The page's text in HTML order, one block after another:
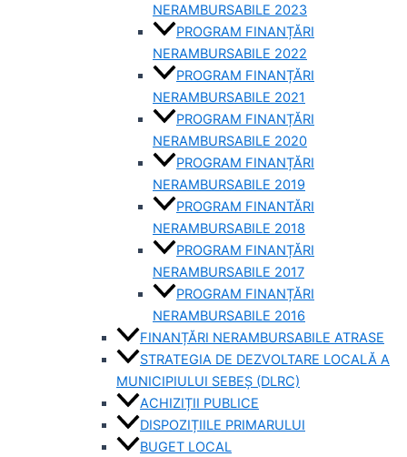
NERAMBURSABILE 2023
PROGRAM FINANȚĂRI
NERAMBURSABILE 2022
PROGRAM FINANȚĂRI
NERAMBURSABILE 2021
PROGRAM FINANȚĂRI
NERAMBURSABILE 2020
PROGRAM FINANȚĂRI
NERAMBURSABILE 2019
PROGRAM FINANTĂRI
NERAMBURSABILE 2018
PROGRAM FINANȚĂRI
NERAMBURSABILE 2017
PROGRAM FINANȚĂRI
NERAMBURSABILE 2016
FINANȚĂRI NERAMBURSABILE ATRASE
STRATEGIA DE DEZVOLTARE LOCALĂ A
MUNICIPIULUI SEBEȘ (DLRC)
ACHIZIȚII PUBLICE
DISPOZIȚIILE PRIMARULUI
BUGET LOCAL